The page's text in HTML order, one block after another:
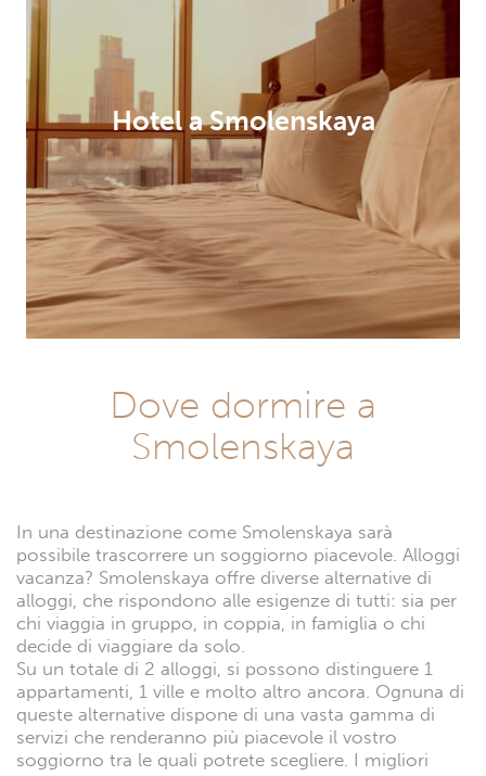
Hotel a Smolenskaya
Dove dormire a
Smolenskaya
In una destinazione come Smolenskaya sarà
possibile trascorrere un soggiorno piacevole. Alloggi
vacanza? Smolenskaya offre diverse alternative di
alloggi, che rispondono alle esigenze di tutti: sia per
chi viaggia in gruppo, in coppia, in famiglia o chi
decide di viaggiare da solo.
Su un totale di 2 alloggi, si possono distinguere 1
appartamenti, 1 ville e molto altro ancora. Ognuna di
queste alternative dispone di una vasta gamma di
servizi che renderanno più piacevole il vostro
soggiorno tra le quali potrete scegliere. I migliori